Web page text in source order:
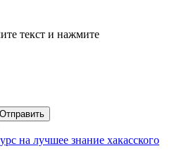
текст и нажмите
Отправить
на лучшее знание хакасского